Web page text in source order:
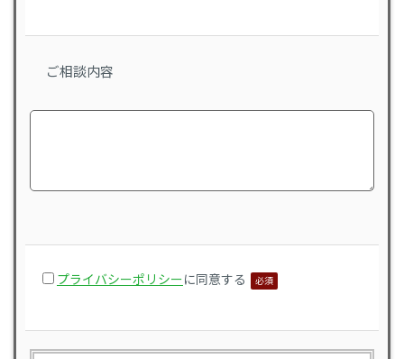
ご相談内容
プライバシーポリシーに同意する 必須